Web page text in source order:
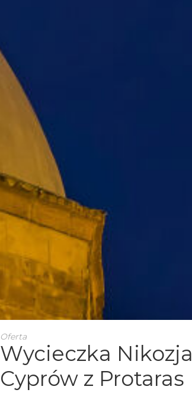
Oferta
Wycieczka
Cyprów z Protaras